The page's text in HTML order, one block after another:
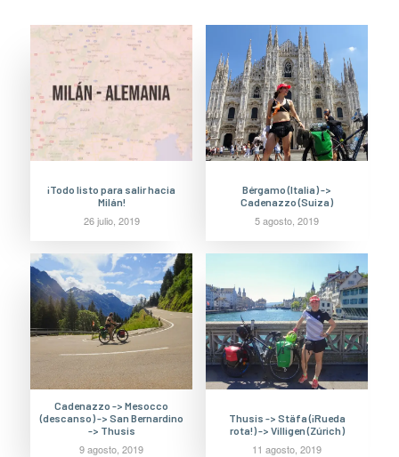
¡Todo listo para salir hacia
Milán!
26 julio, 2019
Bérgamo (Italia) ->
Cadenazzo (Suiza)
5 agosto, 2019
Cadenazzo -> Mesocco
(descanso) -> San Bernardino
-> Thusis
9 agosto, 2019
Thusis -> Stäfa (¡Rueda
rota!) -> Villigen (Zúrich)
11 agosto, 2019